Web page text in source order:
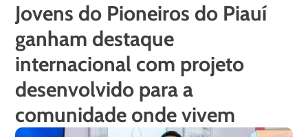
Jovens do Pioneiros do Piauí
ganham destaque
internacional com projeto
desenvolvido para a
comunidade onde vivem